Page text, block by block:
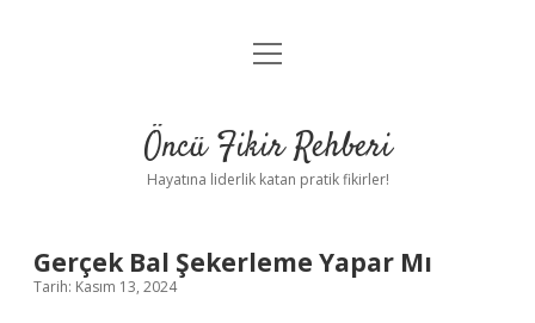
Anasayfa
Yasal Uyarı
menüyü
Öncü Fikir Rehberi
Hayatına liderlik katan pratik fikirler!
Gerçek Bal Şekerleme Yapar Mı
Tarih: Kasım 13, 2024